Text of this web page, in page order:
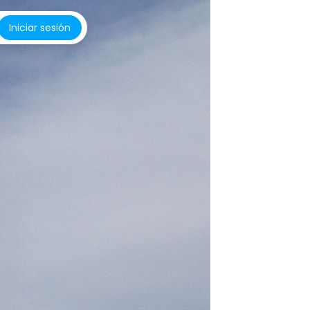
Iniciar sesión